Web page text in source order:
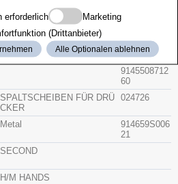
9143393040
CASE BACK GLASS
9143393296
7
9145508712
60
SPALTSCHEIBEN FÜR DRÜ
CKER
024726
Metal
914659S006
21
SECOND
H/M HANDS
erforderlich
Marketing
(Drittanbieter)
Alle Optionalen ablehnen